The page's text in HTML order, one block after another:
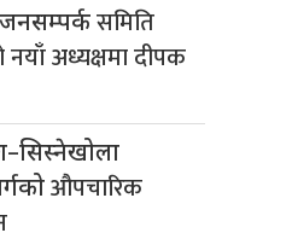
समिति
नयाँ अध्यक्षमा दीपक
औपचारिक